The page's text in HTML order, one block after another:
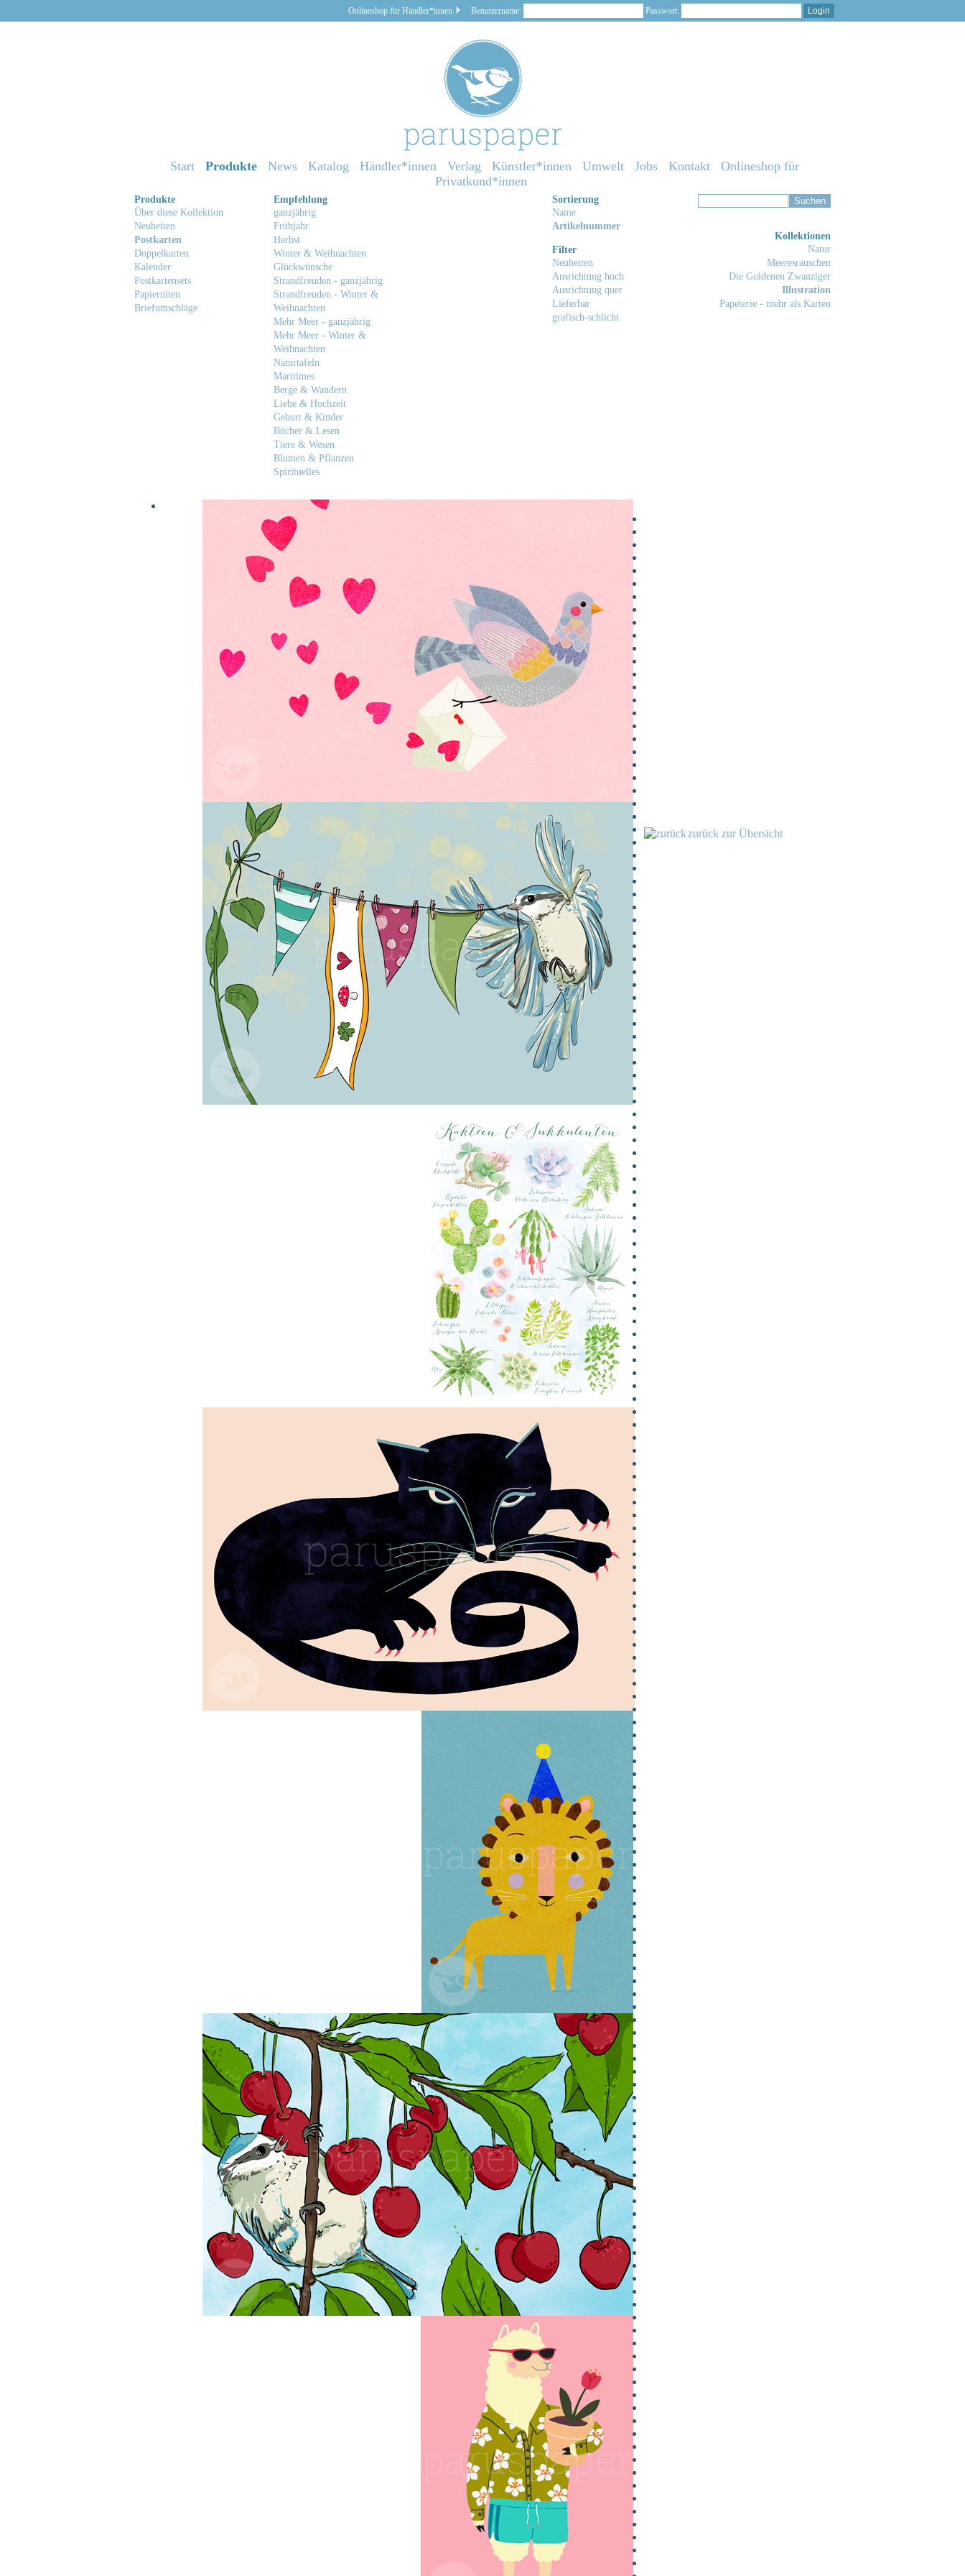
Onlineshop für Händler*innen Benutzername: Passwort:
Start Produkte News Katalog Händler*innen Verlag Künstler*innen Umwelt Jobs Kontakt
Onlineshop für
Privatkund*innen
Produkte
Über diese Kollektion
Neuheiten
Postkarten
Doppelkarten
Kalender
Postkartensets
Papiertüten
Briefumschläge
Empfehlung
ganzjährig
Frühjahr
Herbst
Winter & Weihnachten
Glückwünsche
Strandfreuden - ganzjährig
Strandfreuden - Winter &
Weihnachten
Mehr Meer - ganzjährig
Mehr Meer - Winter &
Weihnachten
Naturtafeln
Maritimes
Berge & Wandern
Liebe & Hochzeit
Geburt & Kinder
Bücher & Lesen
Tiere & Wesen
Blumen & Pflanzen
Spirituelles
Sortierung
Name
Artikelnummer
Filter
Neuheiten
Ausrichtung hoch
Ausrichtung quer
Lieferbar
grafisch-schlicht
Kollektionen
Natur
Meeresrauschen
Die Goldenen Zwanziger
Illustration
Papeterie - mehr als Karten
zurück zur Übersicht